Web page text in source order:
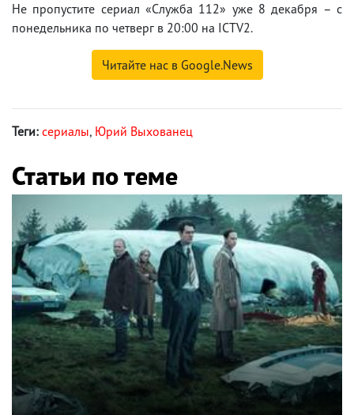
Не пропустите сериал «Служба 112» уже 8 декабря – с
понедельника по четверг в 20:00 на ICTV2.
Читайте нас в Google.News
Теги: сериалы, Юрий Выхованец
Статьи по теме